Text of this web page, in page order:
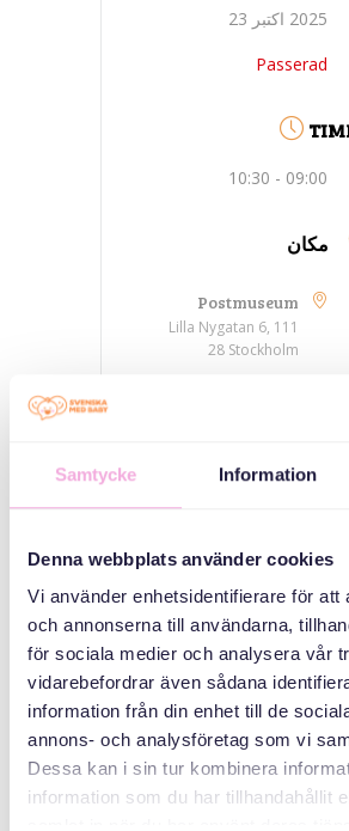
Samtycke Information
Denna webbplats använder cookies
Vi använder enhetsidentifierare för att
och annonserna till användarna,
för sociala medier och analysera vår
vidarebefordrar även sådana
information från din enhet till de
annons- och analysföretag som vi
Dessa kan i sin tur kombinera
information som du har tillhandahållit
2025 اکتبر 23
Passerad
09:00 - 10:30
مکان
Postmuseum
Lilla Nygatan 6, 111
28 Stockholm
سازمان دهنده